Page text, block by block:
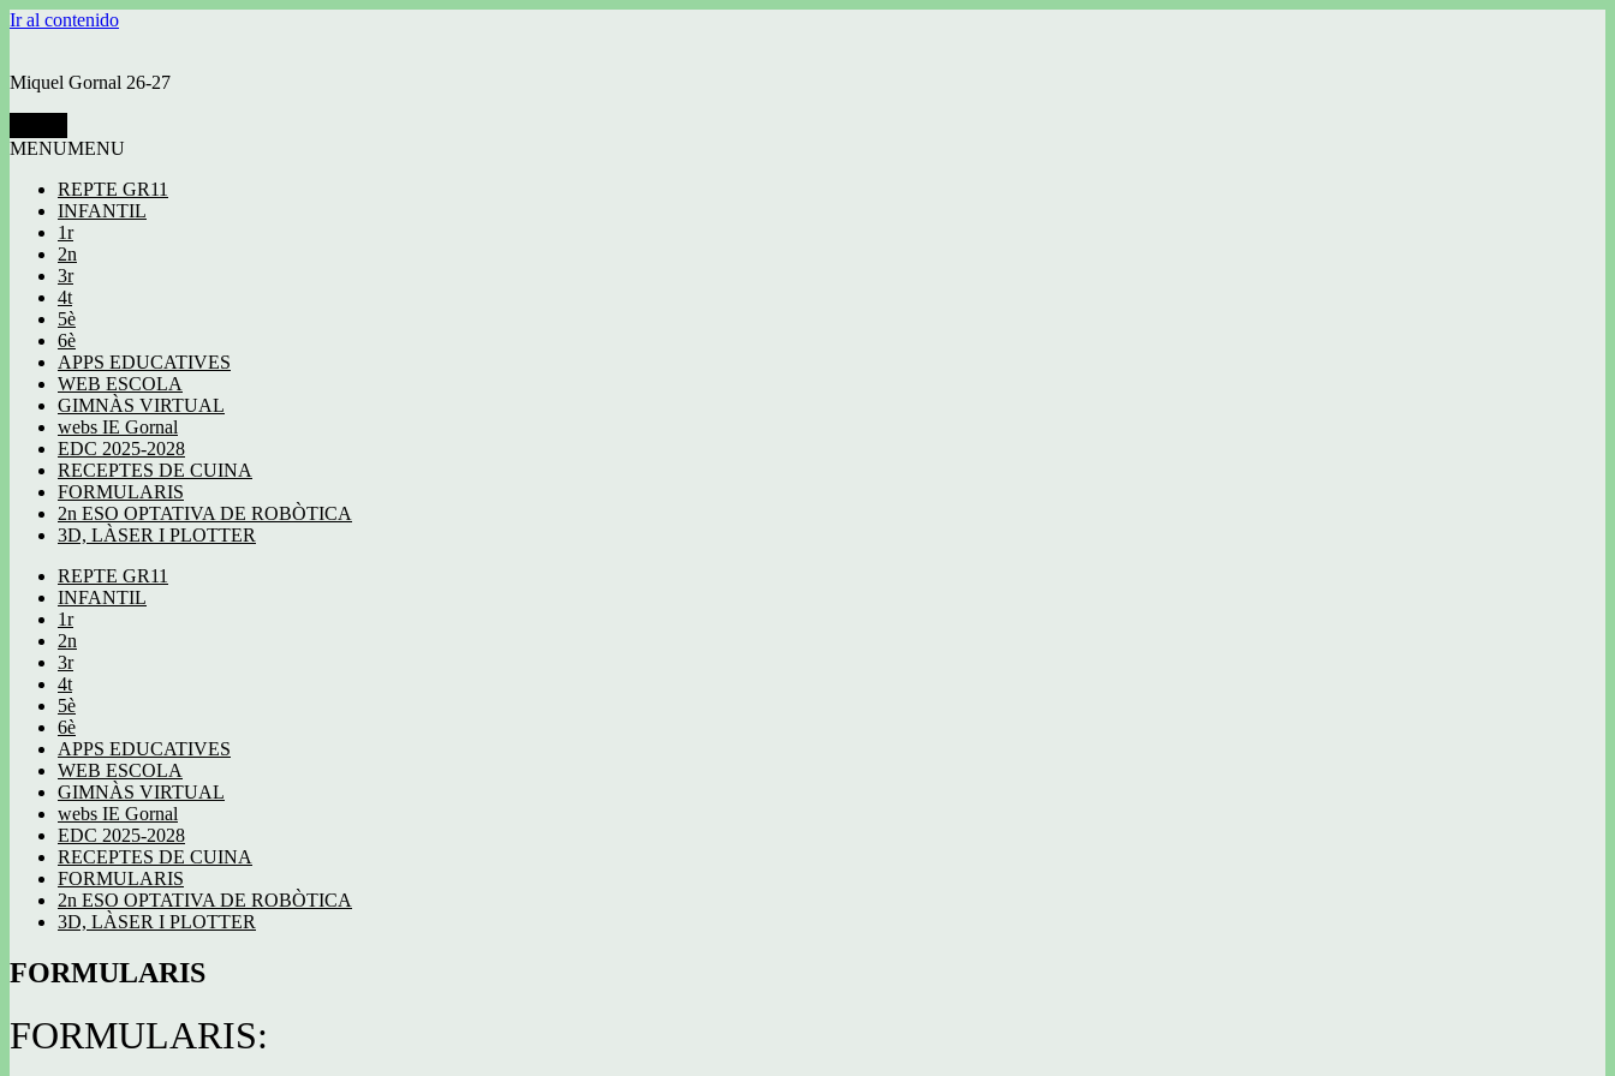
Ir al contenido
Miquel Gornal 26-27
MENUMENU
REPTE GR11
INFANTIL
1r
2n
3r
4t
5è
6è
APPS EDUCATIVES
WEB ESCOLA
GIMNÀS VIRTUAL
webs IE Gornal
EDC 2025-2028
RECEPTES DE CUINA
FORMULARIS
2n ESO OPTATIVA DE ROBÒTICA
3D, LÀSER I PLOTTER
REPTE GR11
INFANTIL
1r
2n
3r
4t
5è
6è
APPS EDUCATIVES
WEB ESCOLA
GIMNÀS VIRTUAL
webs IE Gornal
EDC 2025-2028
RECEPTES DE CUINA
FORMULARIS
2n ESO OPTATIVA DE ROBÒTICA
3D, LÀSER I PLOTTER
FORMULARIS
FORMULARIS: